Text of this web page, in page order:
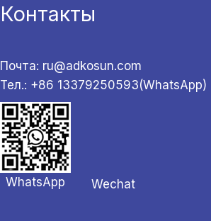
Контакты
Почта: ru@adkosun.com
Тел.: +86 13379250593(WhatsApp)
WhatsApp Wechat